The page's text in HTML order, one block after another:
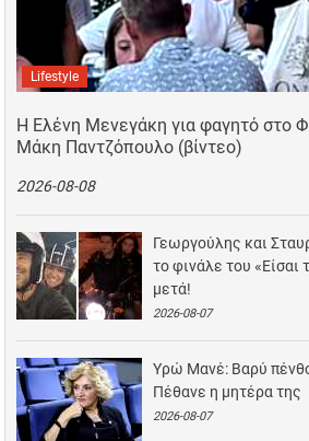
Lifestyle
Η Ελένη Μενεγάκη για φαγητό στο
Μάκη Παντζόπουλο (βίντεο)
2026-08-08
Γεωργούλης και
το φινάλε του «Είσαι
μετά!
2026-08-07
Υρώ Μανέ: Βαρύ
Πέθανε η μητέρα της
2026-08-07